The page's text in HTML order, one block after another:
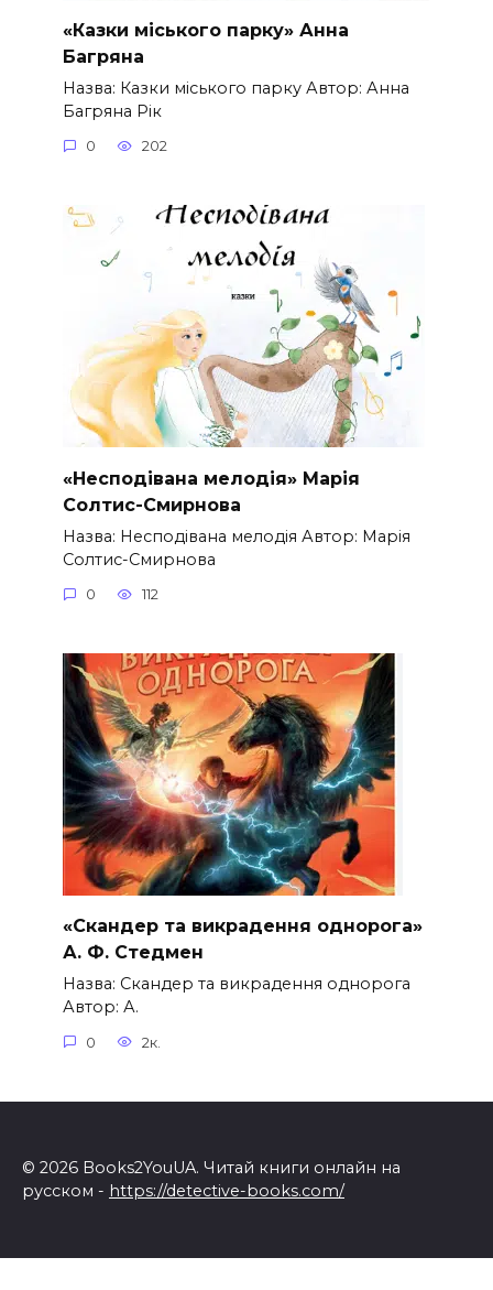
«Казки міського парку» Анна
Багряна
Назва: Казки міського парку Автор: Анна
Багряна Рік
0 202
«Несподівана мелодія» Марія
Солтис-Смирнова
Назва: Несподівана мелодія Автор: Марія
Солтис-Смирнова
0 112
«Скандер та викрадення однорога»
А. Ф. Стедмен
Назва: Скандер та викрадення однорога
Автор: А.
0 2к.
© 2026 Books2YouUA. Читай книги онлайн на
русском - https://detective-books.com/